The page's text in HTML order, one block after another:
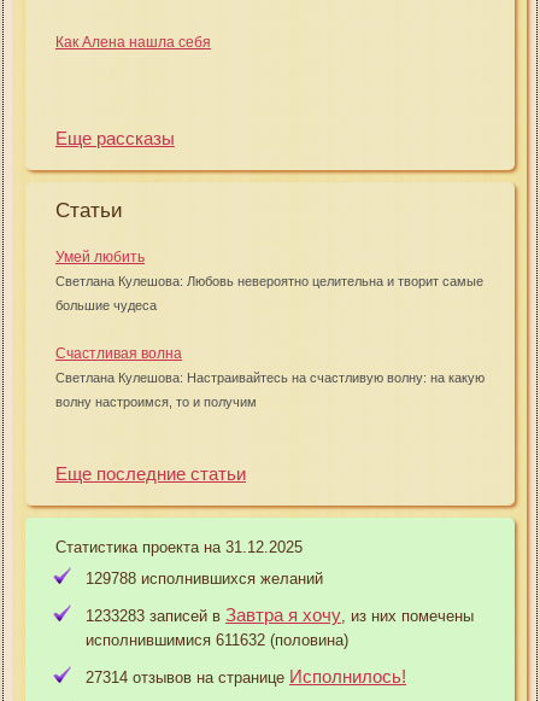
Как Алена нашла себя
Еще рассказы
Статьи
Умей любить
Светлана Кулешова: Любовь невероятно целительна и творит самые
большие чудеса
Счастливая волна
Светлана Кулешова: Настраивайтесь на счастливую волну: на какую
волну настроимся, то и получим
Еще последние статьи
Статистика проекта на 31.12.2025
129788 исполнившихся желаний
1233283 записей в Завтра я хочу , из них помечены
исполнившимися 611632 (половина)
27314 отзывов на странице Исполнилось!